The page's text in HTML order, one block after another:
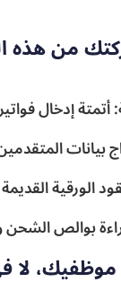
من هذه
أتمتة إدخال
بيانات
الورقية
بوالص الشحن
لا